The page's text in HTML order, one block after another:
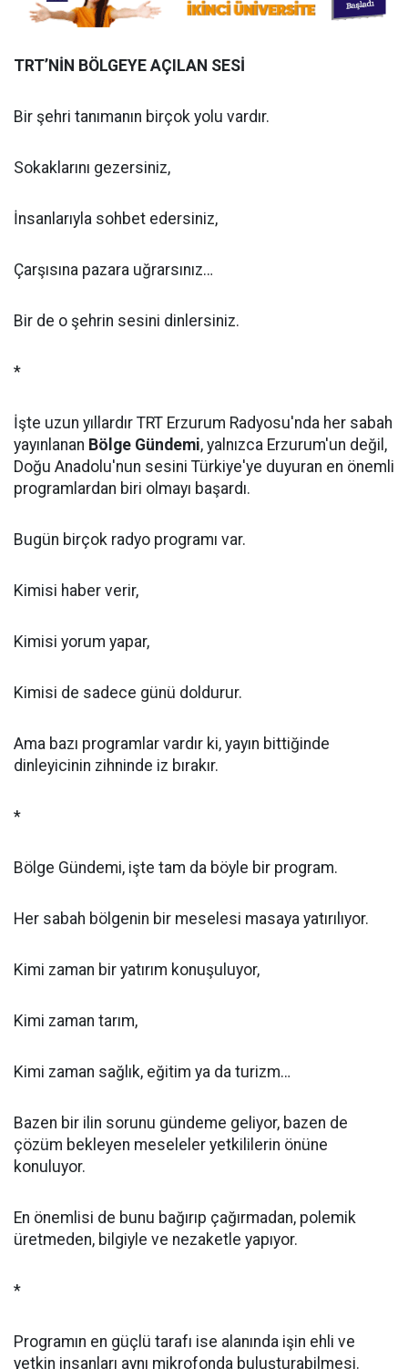
TRT’NİN BÖLGEYE AÇILAN SESİ
Bir şehri tanımanın birçok yolu vardır.
Sokaklarını gezersiniz,
İnsanlarıyla sohbet edersiniz,
Çarşısına pazara uğrarsınız…
Bir de o şehrin sesini dinlersiniz.
*
İşte uzun yıllardır TRT Erzurum Radyosu'nda her sabah
yayınlanan Bölge Gündemi, yalnızca Erzurum'un değil,
Doğu Anadolu'nun sesini Türkiye'ye duyuran en önemli
programlardan biri olmayı başardı.
Bugün birçok radyo programı var.
Kimisi haber verir,
Kimisi yorum yapar,
Kimisi de sadece günü doldurur.
Ama bazı programlar vardır ki, yayın bittiğinde
dinleyicinin zihninde iz bırakır.
*
Bölge Gündemi, işte tam da böyle bir program.
Her sabah bölgenin bir meselesi masaya yatırılıyor.
Kimi zaman bir yatırım konuşuluyor,
Kimi zaman tarım,
Kimi zaman sağlık, eğitim ya da turizm…
Bazen bir ilin sorunu gündeme geliyor, bazen de
çözüm bekleyen meseleler yetkililerin önüne
konuluyor.
En önemlisi de bunu bağırıp çağırmadan, polemik
üretmeden, bilgiyle ve nezaketle yapıyor.
*
Programın en güçlü tarafı ise alanında işin ehli ve
yetkin insanları aynı mikrofonda buluşturabilmesi.